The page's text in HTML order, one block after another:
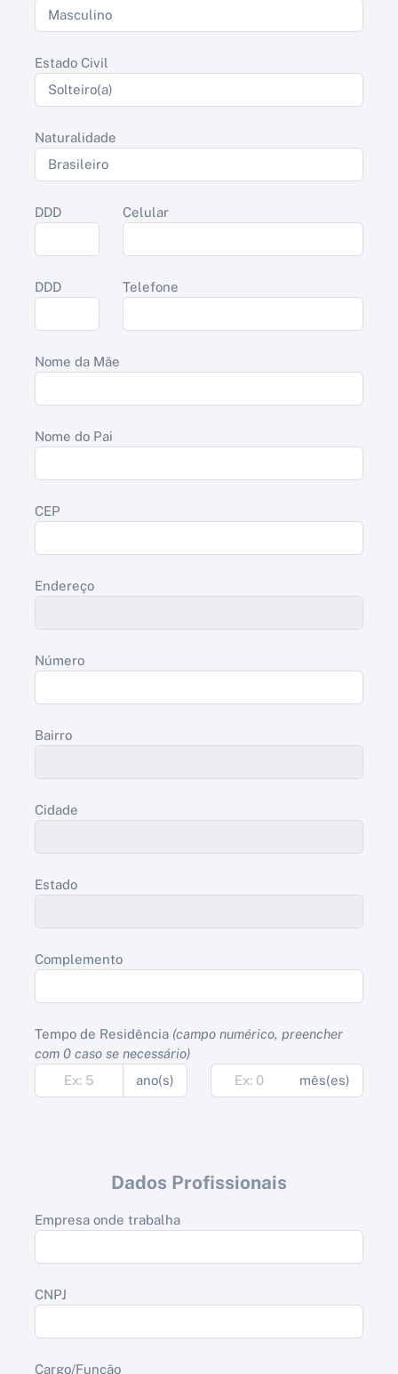
Estado Civil
Naturalidade
DDD Celular
DDD Telefone
Nome da Mãe
Nome do Pai
CEP
Endereço
Número
Bairro
Cidade
Estado
Complemento
Tempo de Residência (campo numérico, preencher
com 0 caso se necessário)
ano(s)
mês(es)
Dados Profissionais
Empresa onde trabalha
CNPJ
Cargo/Função